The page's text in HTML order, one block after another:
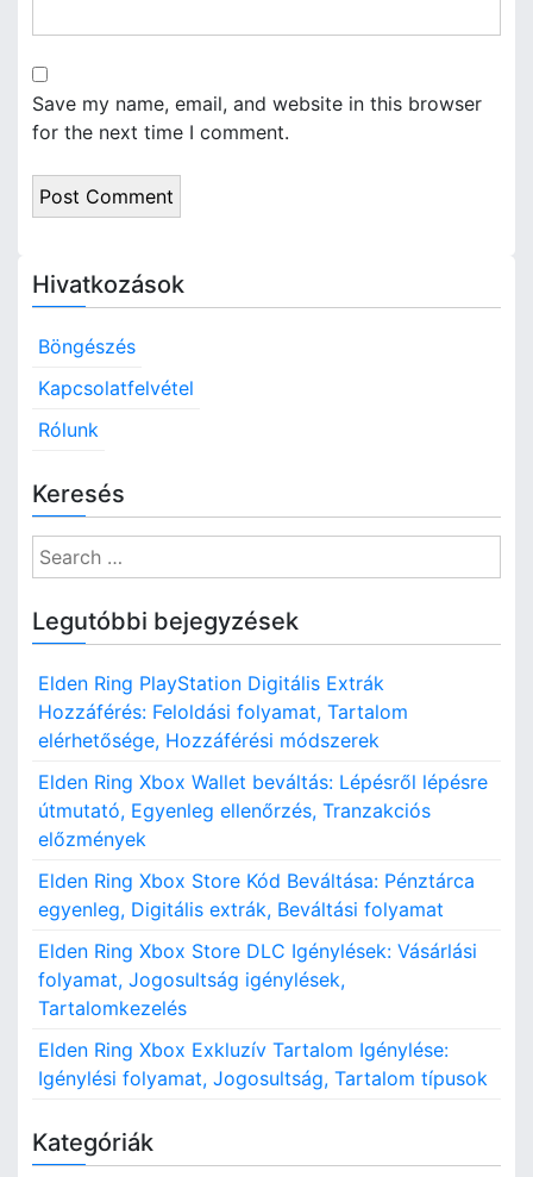
Save my name, email, and website in this browser
for the next time I comment.
Hivatkozások
Böngészés
Kapcsolatfelvétel
Rólunk
Keresés
S
e
r
h
o
Legutóbbi bejegyzések
Elden Ring PlayStation Digitális Extrák
Hozzáférés: Feloldási folyamat, Tartalom
elérhetősége, Hozzáférési módszerek
Elden Ring Xbox Wallet beváltás: Lépésről lépésre
útmutató, Egyenleg ellenőrzés, Tranzakciós
előzmények
Elden Ring Xbox Store Kód Beváltása: Pénztárca
egyenleg, Digitális extrák, Beváltási folyamat
Elden Ring Xbox Store DLC Igénylések: Vásárlási
folyamat, Jogosultság igénylések,
Tartalomkezelés
Elden Ring Xbox Exkluzív Tartalom Igénylése:
Igénylési folyamat, Jogosultság, Tartalom típusok
Kategóriák